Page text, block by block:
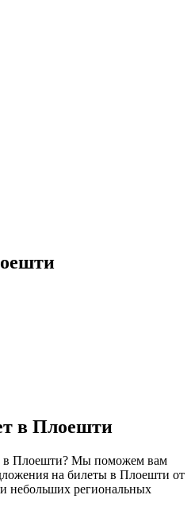
в Плоешти
в Плоешти? Мы поможем вам
на билеты в Плоешти от
небольших региональных